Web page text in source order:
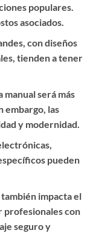
populares.
asociados.
con diseños
tienden a tener
manual será más
embargo, las
y modernidad.
pueden
impacta el
profesionales con
seguro y